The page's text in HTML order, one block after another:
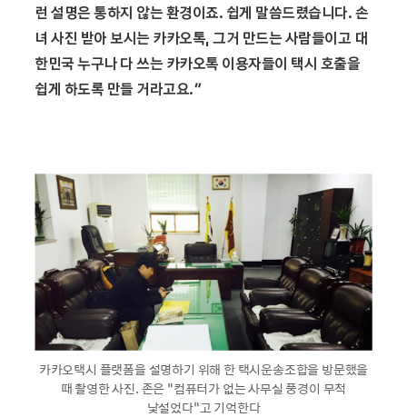
런 설명은 통하지 않는 환경이죠. 쉽게 말씀드렸습니다.손
녀 사진 받아 보시는 카카오톡, 그거 만드는 사람들이고 대
한민국 누구나 다 쓰는 카카오톡 이용자들이 택시 호출을
쉽게 하도록 만들 거라고요.”
카카오택시 플랫폼을 설명하기 위해 한 택시운송조합을 방문했을
때 촬영한 사진. 존은 “컴퓨터가 없는 사무실 풍경이 무척
낯설었다”고 기억한다